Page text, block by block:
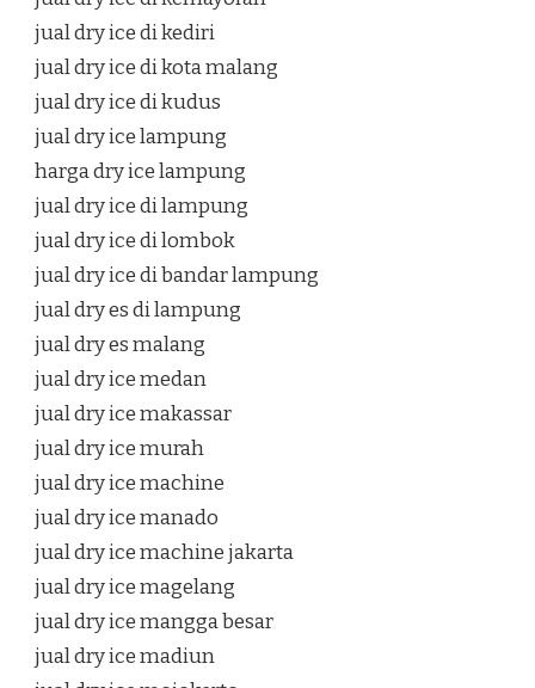
jual dry ice di kediri
jual dry ice di kota malang
jual dry ice di kudus
jual dry ice lampung
harga dry ice lampung
jual dry ice di lampung
jual dry ice di lombok
jual dry ice di bandar lampung
jual dry es di lampung
jual dry es malang
jual dry ice medan
jual dry ice makassar
jual dry ice murah
jual dry ice machine
jual dry ice manado
jual dry ice machine jakarta
jual dry ice magelang
jual dry ice mangga besar
jual dry ice madiun